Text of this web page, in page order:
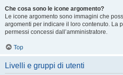
Che cosa sono le icone argomento?
Le icone argomento sono immagini che
argomenti per indicare il loro contenuto. La
permessi concessi dall’amministratore.
Top
Livelli e gruppi di utenti